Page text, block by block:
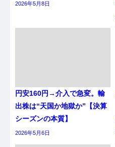
2026年5月8日
円安160円→介入で急変。輸
出株は“天国か地獄か”【決算
シーズンの本質】
2026年5月6日